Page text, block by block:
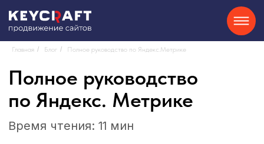
Хочу
Контекстная реклама
О нас
Партнерам
Контакты
Главная / Блог / Полное руководство по Яндекс.Метрике
Полное руководство
по Яндекс. Метрике
Время чтения: 11 мин
Роман Калинин
Проверенный автор